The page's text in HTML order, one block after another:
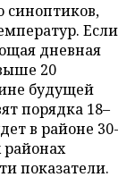
синоптиков,
Если
дневная
20
будущей
порядка 18–
в районе 30-
районах
показатели.